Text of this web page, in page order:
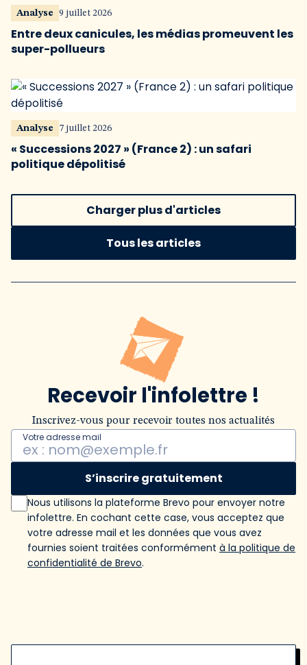
Analyse 9 juillet 2026
Entre deux canicules, les médias promeuvent les
super-pollueurs
Analyse 7 juillet 2026
« Successions 2027 » (France 2) : un safari
politique dépolitisé
Charger plus d'articles
Tous les articles
Recevoir l'infolettre !
Inscrivez-vous pour recevoir toutes nos actualités
Votre adresse mail
S’inscrire gratuitement
Nous utilisons la plateforme Brevo pour envoyer notre
infolettre. En cochant cette case, vous acceptez que
votre adresse mail et les données que vous avez
fournies soient traitées conformément à la politique de
confidentialité de Brevo.